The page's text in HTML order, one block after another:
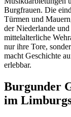
Burgfrauen. Die
Türmen und
der Niederlande
mittelalterliche
nur ihre Tore,
macht Geschichte
erlebbar.
Burgunder
im